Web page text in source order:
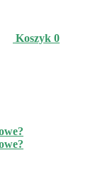
Koszyk 0